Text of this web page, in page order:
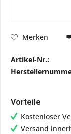
Merken
Artikel-Nr.:
Vorteile
Kostenloser
Versand